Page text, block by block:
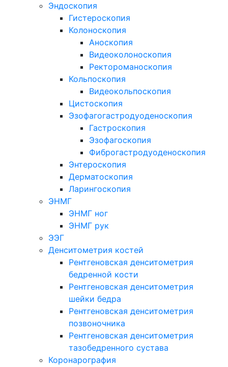
Эндоскопия
Гистероскопия
Колоноскопия
Аноскопия
Видеоколоноскопия
Ректороманоскопия
Кольпоскопия
Видеокольпоскопия
Цистоскопия
Эзофагогастродуоденоскопия
Гастроскопия
Эзофагоскопия
Фиброгастродуоденоскопия
Энтероскопия
Дерматоскопия
Ларингоскопия
ЭНМГ
ЭНМГ ног
ЭНМГ рук
ЭЭГ
Денситометрия костей
Рентгеновская денситометрия
бедренной кости
Рентгеновская денситометрия
шейки бедра
Рентгеновская денситометрия
позвоночника
Рентгеновская денситометрия
тазобедренного сустава
Коронарография